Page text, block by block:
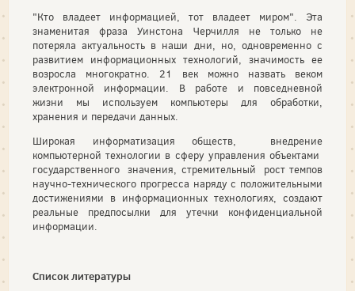
"Кто владеет информацией, тот владеет миром". Эта
знаменитая фраза Уинстона Черчилля не только не
потеряла актуальность в наши дни, но, одновременно с
развитием информационных технологий, значимость ее
возросла многократно. 21 век можно назвать веком
электронной информации. В работе и повседневной
жизни мы используем компьютеры для обработки,
хранения и передачи данных.
Широкая информатизация обществ, внедрение
компьютерной технологии в сферу управления объектами
государственного значения, стремительный рост темпов
научно-технического прогресса наряду с положительными
достижениями в информационных технологиях, создают
реальные предпосылки для утечки конфиденциальной
информации.
Список литературы